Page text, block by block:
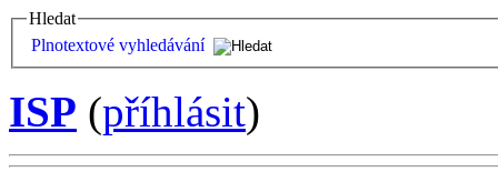
Hledat
Plnotextové vyhledávání
ISP (příhlásit)